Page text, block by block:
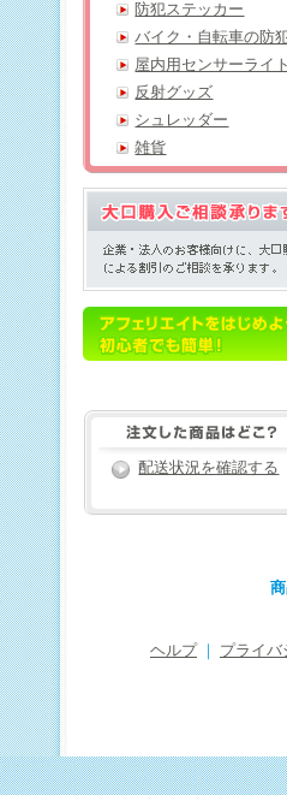
防犯ステッカー
バイク・自転車の防
屋内用センサーライト
反射グッズ
シュレッダー
雑貨
配送状況を確認する
ヘルプ プライバ